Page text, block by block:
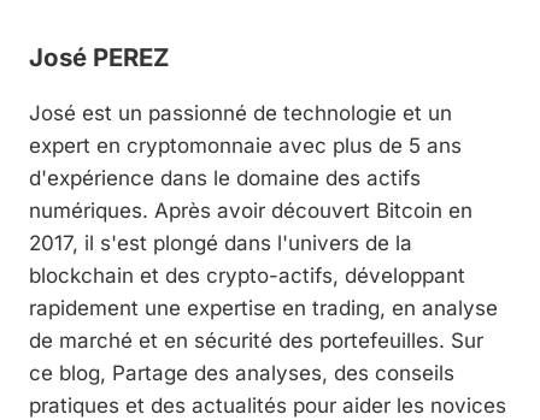
José PEREZ
José est un passionné de technologie et un
expert en cryptomonnaie avec plus de 5 ans
d'expérience dans le domaine des actifs
numériques. Après avoir découvert Bitcoin en
2017, il s'est plongé dans l'univers de la
blockchain et des crypto-actifs, développant
rapidement une expertise en trading, en analyse
de marché et en sécurité des portefeuilles. Sur
ce blog, Partage des analyses, des conseils
pratiques et des actualités pour aider les novices